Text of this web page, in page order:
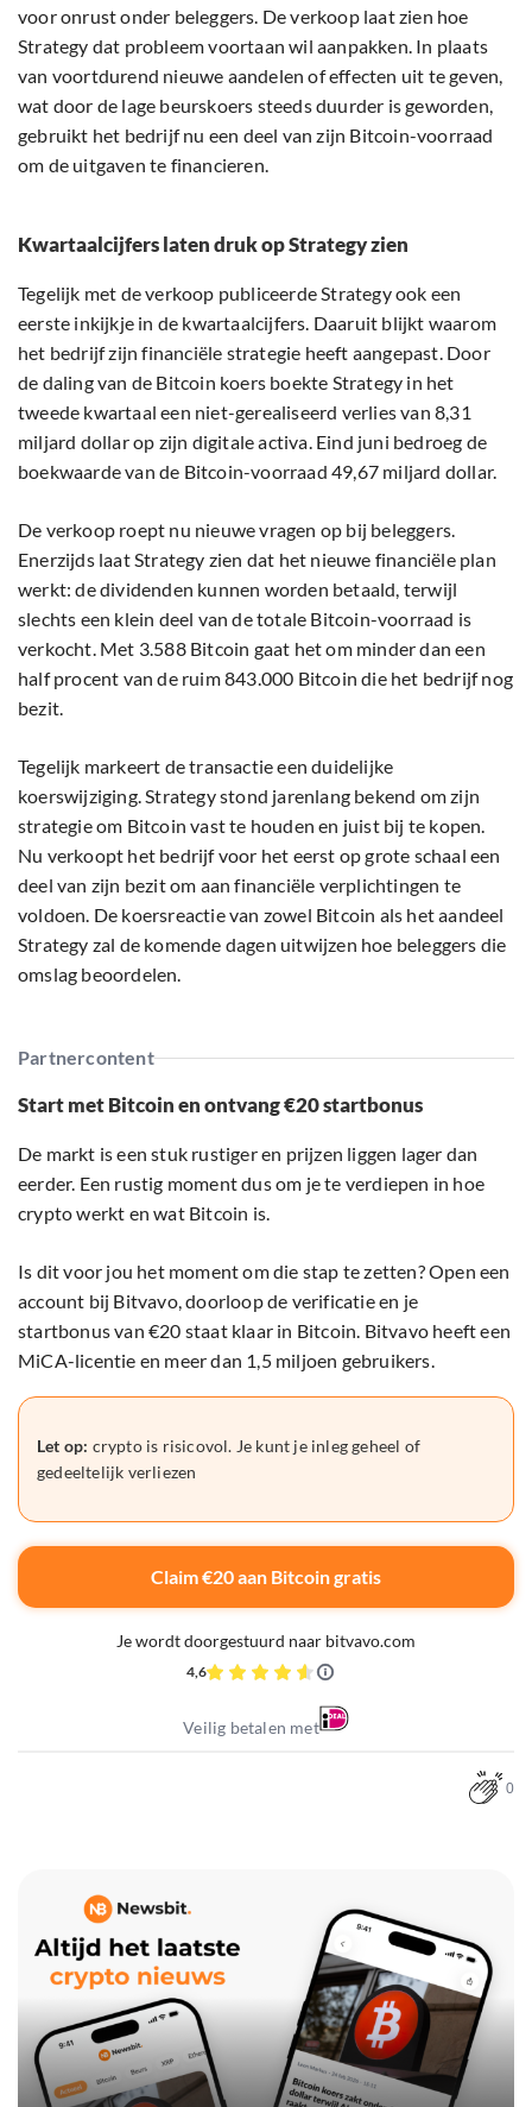
voor onrust onder beleggers. De verkoop laat zien hoe
Strategy dat probleem voortaan wil aanpakken. In plaats
van voortdurend nieuwe aandelen of effecten uit te geven,
wat door de lage beurskoers steeds duurder is geworden,
gebruikt het bedrijf nu een deel van zijn Bitcoin-voorraad
om de uitgaven te financieren.
Kwartaalcijfers laten druk op Strategy zien
Tegelijk met de verkoop publiceerde Strategy ook een
eerste inkijkje in de kwartaalcijfers. Daaruit blijkt waarom
het bedrijf zijn financiële strategie heeft aangepast. Door
de daling van de Bitcoin koers boekte Strategy in het
tweede kwartaal een niet-gerealiseerd verlies van 8,31
miljard dollar op zijn digitale activa. Eind juni bedroeg de
boekwaarde van de Bitcoin-voorraad 49,67 miljard dollar.
De verkoop roept nu nieuwe vragen op bij beleggers.
Enerzijds laat Strategy zien dat het nieuwe financiële plan
werkt: de dividenden kunnen worden betaald, terwijl
slechts een klein deel van de totale Bitcoin-voorraad is
verkocht. Met 3.588 Bitcoin gaat het om minder dan een
half procent van de ruim 843.000 Bitcoin die het bedrijf nog
bezit.
Tegelijk markeert de transactie een duidelijke
koerswijziging. Strategy stond jarenlang bekend om zijn
strategie om Bitcoin vast te houden en juist bij te kopen.
Nu verkoopt het bedrijf voor het eerst op grote schaal een
deel van zijn bezit om aan financiële verplichtingen te
voldoen. De koersreactie van zowel Bitcoin als het aandeel
Strategy zal de komende dagen uitwijzen hoe beleggers die
omslag beoordelen.
Partnercontent
Start met Bitcoin en ontvang €20 startbonus
De markt is een stuk rustiger en prijzen liggen lager dan
eerder. Een rustig moment dus om je te verdiepen in hoe
crypto werkt en wat Bitcoin is.
Is dit voor jou het moment om die stap te zetten? Open een
account bij Bitvavo, doorloop de verificatie en je
startbonus van €20 staat klaar in Bitcoin. Bitvavo heeft een
MiCA-licentie en meer dan 1,5 miljoen gebruikers.
Let op: crypto is risicovol. Je kunt je inleg geheel of
gedeeltelijk verliezen
Claim €20 aan Bitcoin gratis
Je wordt doorgestuurd naar bitvavo.com
4,6
Veilig betalen met
0